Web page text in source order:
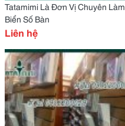
Tatamimi Là Đơn Vị Chuyên Làm
Biển Số Bàn
Liên hệ